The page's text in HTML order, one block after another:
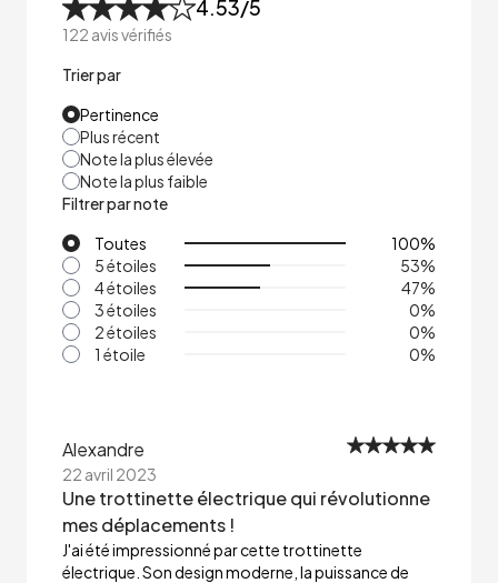
4.53/5
122 avis vérifiés
Trier par
Pertinence
Plus récent
Note la plus élevée
Note la plus faible
Filtrer par note
Toutes
100%
5 étoiles
53%
4 étoiles
47%
3 étoiles
0%
2 étoiles
0%
1 étoile
0%
Alexandre
22 avril 2023
Une trottinette électrique qui révolutionne
mes déplacements !
J'ai été impressionné par cette trottinette
électrique. Son design moderne, la puissance de